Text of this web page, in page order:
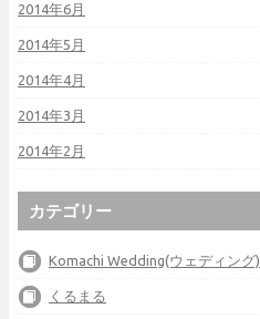
2014年6月
2014年5月
2014年4月
2014年3月
2014年2月
カテゴリー
Komachi Wedding(ウェディング)
くるまる